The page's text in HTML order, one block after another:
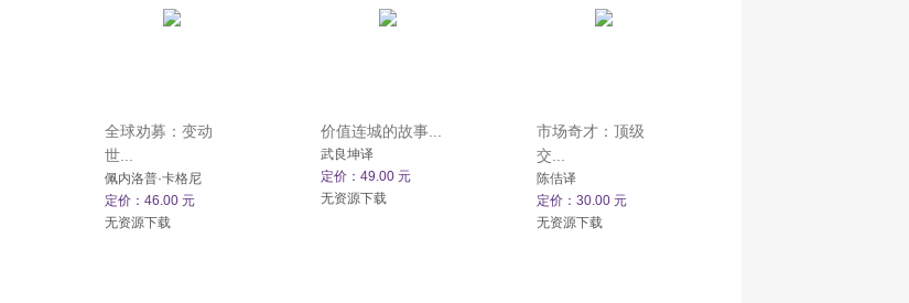
全球劝募：变动
世...
佩内洛普·卡格尼
定价：46.00 元
无资源下载
价值连城的故事...
武良坤译
定价：49.00 元
无资源下载
市场奇才：顶级
交...
陈佶译
定价：30.00 元
无资源下载